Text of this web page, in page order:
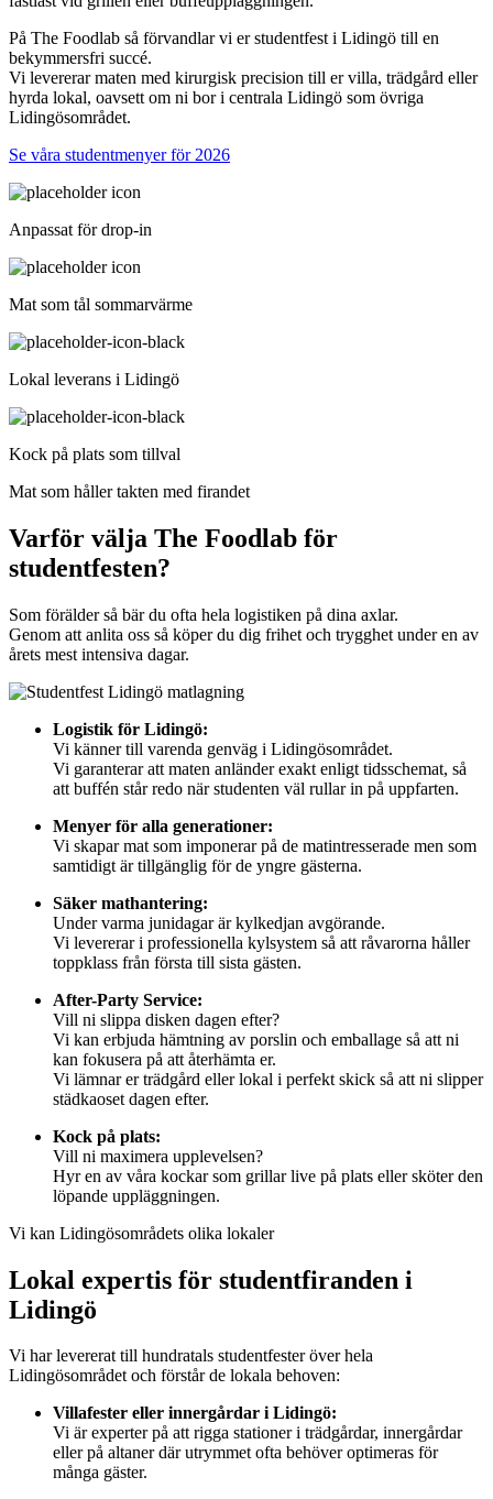
På The Foodlab så förvandlar vi er studentfest i Lidingö till en
bekymmersfri succé.
Vi levererar maten med kirurgisk precision till er villa, trädgård eller
hyrda lokal, oavsett om ni bor i centrala Lidingö som övriga
Lidingösområdet.
Se våra studentmenyer för 2026
Anpassat för drop-in
Mat som tål sommarvärme
Lokal leverans i Lidingö
Kock på plats som tillval
Mat som håller takten med firandet
Varför välja The Foodlab för
studentfesten?
Som förälder så bär du ofta hela logistiken på dina axlar.
Genom att anlita oss så köper du dig frihet och trygghet under en av
årets mest intensiva dagar.
Logistik för Lidingö:
Vi känner till varenda genväg i Lidingösområdet.
Vi garanterar att maten anländer exakt enligt tidsschemat, så
att buffén står redo när studenten väl rullar in på uppfarten.
Menyer för alla generationer:
Vi skapar mat som imponerar på de matintresserade men som
samtidigt är tillgänglig för de yngre gästerna.
Säker mathantering:
Under varma junidagar är kylkedjan avgörande.
Vi levererar i professionella kylsystem så att råvarorna håller
toppklass från första till sista gästen.
After-Party Service:
Vill ni slippa disken dagen efter?
Vi kan erbjuda hämtning av porslin och emballage så att ni
kan fokusera på att återhämta er.
Vi lämnar er trädgård eller lokal i perfekt skick så att ni slipper
städkaoset dagen efter.
Kock på plats:
Vill ni maximera upplevelsen?
Hyr en av våra kockar som grillar live på plats eller sköter den
löpande uppläggningen.
Vi kan Lidingösområdets olika lokaler
Lokal expertis för studentfiranden i
Lidingö
Vi har levererat till hundratals studentfester över hela
Lidingösområdet och förstår de lokala behoven:
Villafester eller innergårdar i Lidingö:
Vi är experter på att rigga stationer i trädgårdar, innergårdar
eller på altaner där utrymmet ofta behöver optimeras för
många gäster.